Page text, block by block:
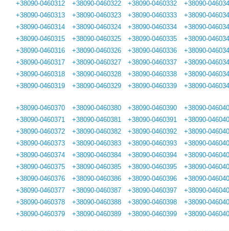
+38090-0460312
+38090-0460313
+38090-0460314
+38090-0460315
+38090-0460316
+38090-0460317
+38090-0460318
+38090-0460319
+38090-0460322
+38090-0460323
+38090-0460324
+38090-0460325
+38090-0460326
+38090-0460327
+38090-0460328
+38090-0460329
+38090-0460332
+38090-0460333
+38090-0460334
+38090-0460335
+38090-0460336
+38090-0460337
+38090-0460338
+38090-0460339
+38090-
+38090-
+38090-
+38090-
+38090-
+38090-
+38090-
+38090-
+38090-0460370
+38090-0460371
+38090-0460372
+38090-0460373
+38090-0460374
+38090-0460375
+38090-0460376
+38090-0460377
+38090-0460378
+38090-0460379
+38090-0460380
+38090-0460381
+38090-0460382
+38090-0460383
+38090-0460384
+38090-0460385
+38090-0460386
+38090-0460387
+38090-0460388
+38090-0460389
+38090-0460390
+38090-0460391
+38090-0460392
+38090-0460393
+38090-0460394
+38090-0460395
+38090-0460396
+38090-0460397
+38090-0460398
+38090-0460399
+38090-
+38090-
+38090-
+38090-
+38090-
+38090-
+38090-
+38090-
+38090-
+38090-